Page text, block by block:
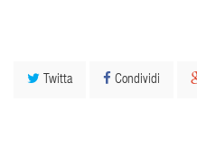
Twitta Condividi